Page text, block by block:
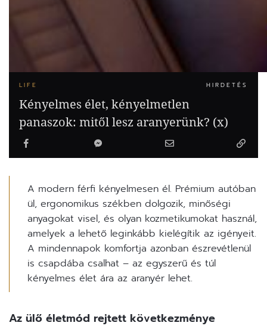
LIFE HIRDETÉS
Kényelmes élet, kényelmetlen
panaszok: mitől lesz aranyerünk? (x)
A modern férfi kényelmesen él. Prémium autóban
ül, ergonomikus székben dolgozik, minőségi
anyagokat visel, és olyan kozmetikumokat használ,
amelyek a lehető leginkább kielégítik az igényeit.
A mindennapok komfortja azonban észrevétlenül
is csapdába csalhat – az egyszerű és túl
kényelmes élet ára az aranyér lehet.
Az ülő életmód rejtett következménye